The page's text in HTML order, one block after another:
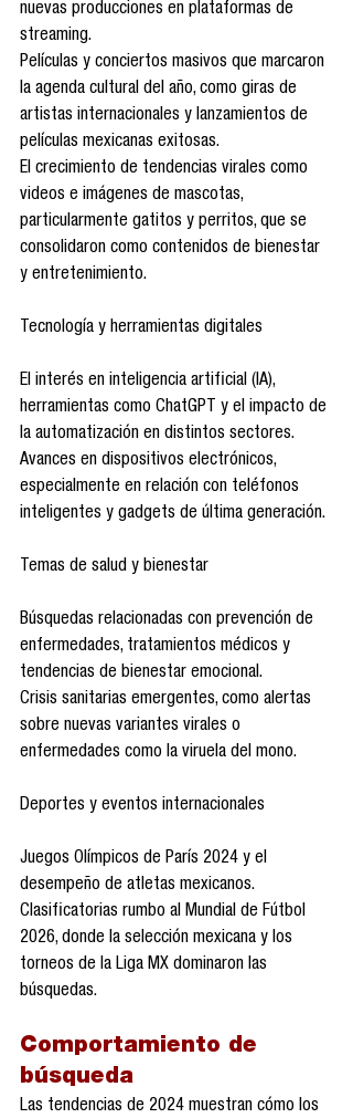
nuevas producciones en plataformas de
streaming.
Películas y conciertos masivos que marcaron
la agenda cultural del año, como giras de
artistas internacionales y lanzamientos de
películas mexicanas exitosas.
El crecimiento de tendencias virales como
videos e imágenes de mascotas,
particularmente gatitos y perritos, que se
consolidaron como contenidos de bienestar
y entretenimiento.
Tecnología y herramientas digitales
El interés en inteligencia artificial (IA),
herramientas como ChatGPT y el impacto de
la automatización en distintos sectores.
Avances en dispositivos electrónicos,
especialmente en relación con teléfonos
inteligentes y gadgets de última generación.
Temas de salud y bienestar
Búsquedas relacionadas con prevención de
enfermedades, tratamientos médicos y
tendencias de bienestar emocional.
Crisis sanitarias emergentes, como alertas
sobre nuevas variantes virales o
enfermedades como la viruela del mono.
Deportes y eventos internacionales
Juegos Olímpicos de París 2024 y el
desempeño de atletas mexicanos.
Clasificatorias rumbo al Mundial de Fútbol
2026, donde la selección mexicana y los
torneos de la Liga MX dominaron las
búsquedas.
Comportamiento de
búsqueda
Las tendencias de 2024 muestran cómo los